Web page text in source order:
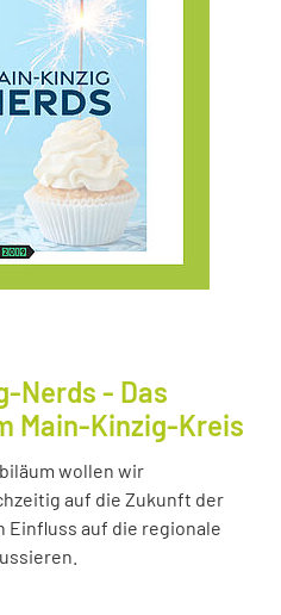
Nerds - Das
Main-Kinzig-Kreis
wollen wir
auf die Zukunft der
Einfluss auf die regionale